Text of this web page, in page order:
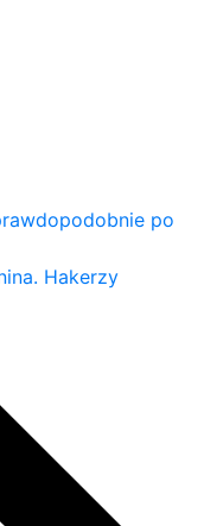
po
Hakerzy